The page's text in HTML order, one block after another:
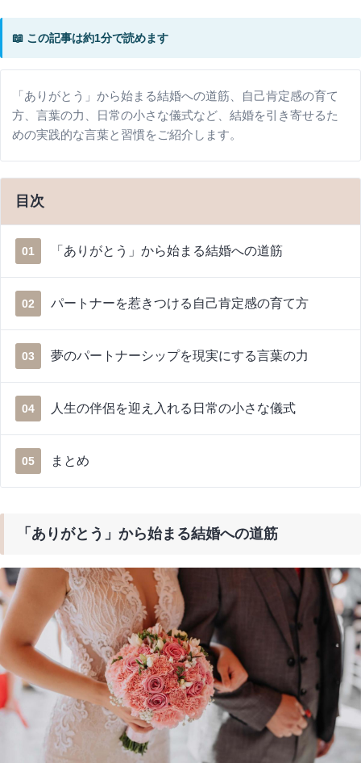
📖 この記事は約1分で読めます
「ありがとう」から始まる結婚への道筋、自己肯定感の育て
方、言葉の力、日常の小さな儀式など、結婚を引き寄せるた
めの実践的な言葉と習慣をご紹介します。
目次
01 「ありがとう」から始まる結婚への道筋
02 パートナーを惹きつける自己肯定感の育て方
03 夢のパートナーシップを現実にする言葉の力
04 人生の伴侶を迎え入れる日常の小さな儀式
05 まとめ
「ありがとう」から始まる結婚への道筋